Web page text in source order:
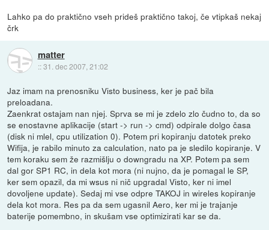
Lahko pa do praktično vseh prideš praktično takoj, če vtipkaš nekaj
črk
matter
::31. dec 2007, 21:02
Jaz imam na prenosniku Visto business, ker je pač bila
preloadana.
Zaenkrat ostajam nan njej. Sprva se mi je zdelo zlo čudno to, da so
se enostavne aplikacije (start -> run -> cmd) odpirale dolgo časa
(disk ni mlel, cpu utilization 0). Potem pri kopiranju datotek preko
Wifija, je rabilo minuto za calculation, nato pa je sledilo kopiranje. V
tem koraku sem že razmišlju o downgradu na XP. Potem pa sem
dal gor SP1 RC, in dela kot mora (ni nujno, da je pomagal le SP,
ker sem opazil, da mi wsus ni nič upgradal Visto, ker ni imel
dovoljene update). Sedaj mi vse odpre TAKOJ in wireles kopiranje
dela kot mora. Res pa da sem ugasnil Aero, ker mi je trajanje
baterije pomembno, in skušam vse optimizirati kar se da.